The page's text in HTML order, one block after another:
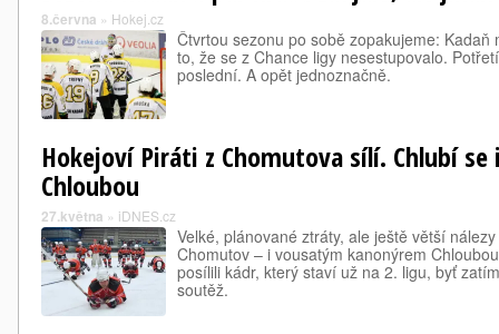
8.června » Hokej.cz
Čtvrtou sezonu po sobě zopakujeme:
to, že se z Chance ligy nesestupovalo.
poslední. A opět jednoznačně.
Hokejoví Piráti z Chomutova sílí. Chlubí se
Chloubou
27.května » iDNES.cz
Velké, plánované ztráty, ale ještě větší
Chomutov – i vousatým kanonýrem
posílili kádr, který staví už na 2. ligu, byť
soutěž.